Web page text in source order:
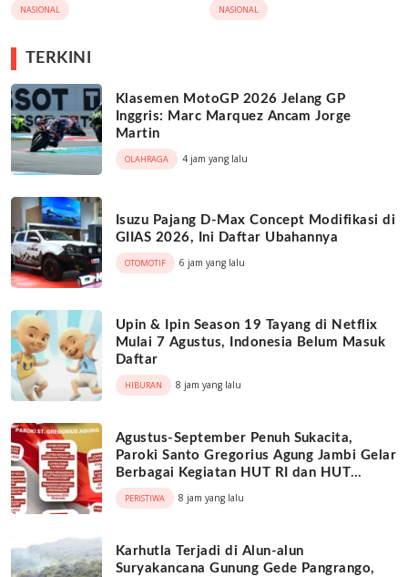
NASIONAL NASIONAL
TERKINI
Klasemen MotoGP 2026 Jelang GP
Inggris: Marc Marquez Ancam Jorge
Martin
OLAHRAGA 4 jam yang lalu
Isuzu Pajang D-Max Concept Modifikasi di
GIIAS 2026, Ini Daftar Ubahannya
OTOMOTIF 6 jam yang lalu
Upin & Ipin Season 19 Tayang di Netflix
Mulai 7 Agustus, Indonesia Belum Masuk
Daftar
HIBURAN 8 jam yang lalu
Agustus-September Penuh Sukacita,
Paroki Santo Gregorius Agung Jambi Gelar
Berbagai Kegiatan HUT RI dan HUT
Paroki
PERISTIWA 8 jam yang lalu
Karhutla Terjadi di Alun-alun
Suryakancana Gunung Gede Pangrango,